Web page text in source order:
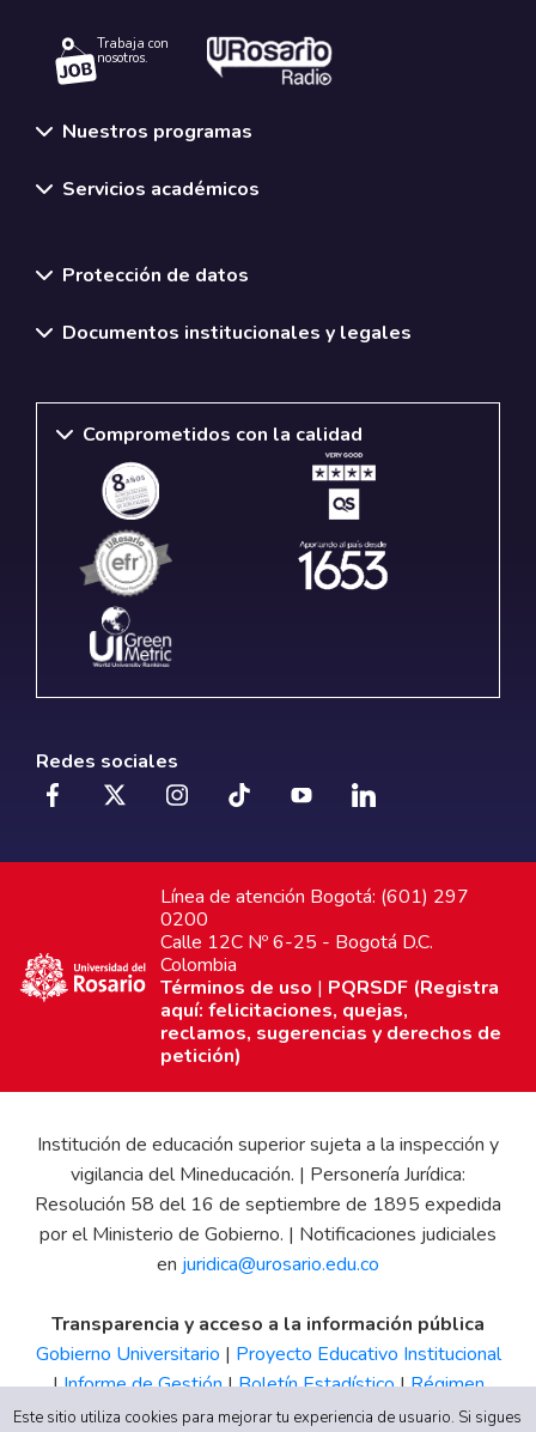
Trabaja con
nosotros.
Nuestros programas
Servicios académicos
Protección de datos
Documentos institucionales y legales
Comprometidos con la calidad
Redes sociales
Línea de atención Bogotá: (601) 297
0200
Calle 12C Nº 6-25 - Bogotá D.C.
Colombia
Términos de uso | PQRSDF (Registra
aquí: felicitaciones, quejas,
reclamos, sugerencias y derechos de
petición)
Institución de educación superior sujeta a la inspección y
vigilancia del Mineducación. | Personería Jurídica:
Resolución 58 del 16 de septiembre de 1895 expedida
por el Ministerio de Gobierno. | Notificaciones judiciales
en juridica@urosario.edu.co
Transparencia y acceso a la información pública
Gobierno Universitario | Proyecto Educativo Institucional
|Informe de Gestión|Boletín Estadístico|Régimen
Tributario|Estados Financieros |Código de Ética| Canal
Este sitio utiliza cookies para mejorar tu experiencia de usuario. Si sigues